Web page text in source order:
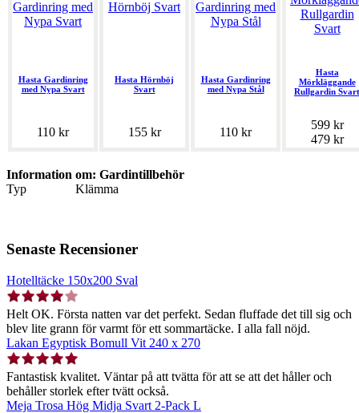
Hasta Gardinring
med Nypa Svart
110 kr
Hasta Hörnböj
Svart
155 kr
Hasta Gardinring
med Nypa Stål
110 kr
Hasta
Mörkläggande
Rullgardin Svart
599 kr
479 kr
Information om: Gardintillbehör
Typ
Klämma
Senaste Recensioner
Hotelltäcke 150x200 Sval
Helt OK. Första natten var det perfekt. Sedan fluffade det till sig och
blev lite grann för varmt för ett sommartäcke. I alla fall nöjd.
Lakan Egyptisk Bomull Vit 240 x 270
Fantastisk kvalitet. Väntar på att tvätta för att se att det håller och
behåller storlek efter tvätt också.
Meja Trosa Hög Midja Svart 2-Pack L